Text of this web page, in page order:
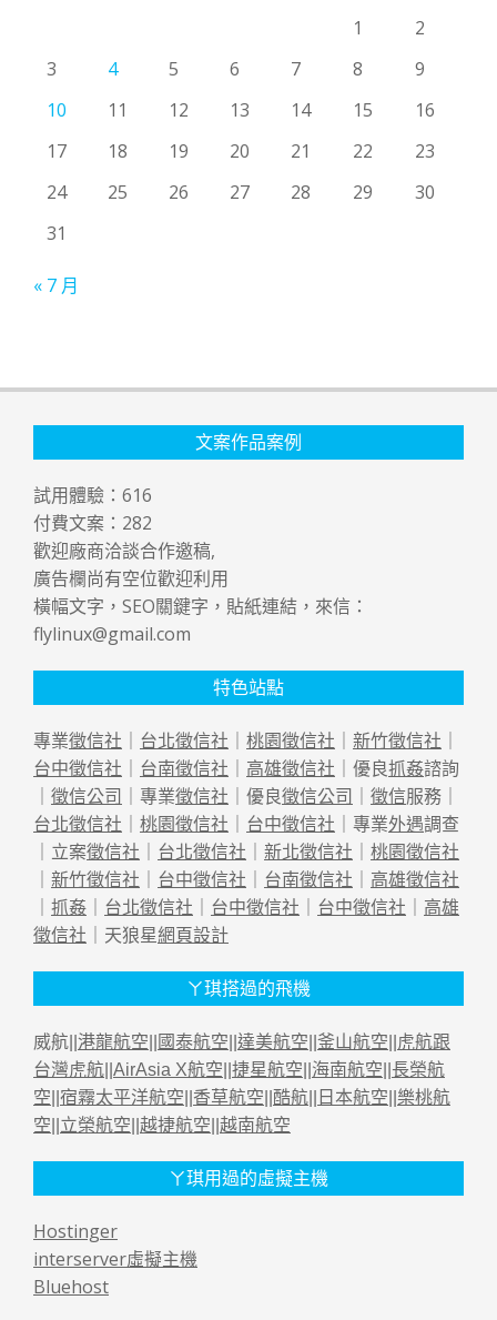
1
2
3
4 5 6 7 8
9
10
11 12 13 14 15
16
17
18 19 20 21 22
23
24
25 26 27 28 29
30
31
« 7 月
文案作品案例
試用體驗： 616
付費文案： 282
歡迎廠商洽談合作邀稿,
廣告欄尚有空位歡迎利用
橫幅文字，SEO關鍵字，貼紙連結，來信：
flylinux@gmail.com
特色站點
專業徵信社 ｜ 台北徵信社 ｜ 桃園徵信社 ｜ 新竹徵信社 ｜
台中徵信社 ｜ 台南徵信社 ｜ 高雄徵信社 ｜優良抓姦諮詢
｜ 徵信公司 ｜專業徵信社 ｜優良徵信公司 ｜ 徵信服務｜
台北徵信社 ｜ 桃園徵信社 ｜ 台中徵信社 ｜專業外遇調查
｜立案徵信社 ｜ 台北徵信社 ｜ 新北徵信社 ｜ 桃園徵信社
｜ 新竹徵信社 ｜ 台中徵信社 ｜ 台南徵信社 ｜ 高雄徵信社
｜ 抓姦 ｜ 台北徵信社 ｜ 台中徵信社 ｜ 台中徵信社 ｜ 高雄
徵信社 ｜天狼星網頁設計
ㄚ琪搭過的飛機
威航|| 港龍航空 國泰航空 達美航空 釜山航空
虎航跟
台灣虎航 AirAsia X航空 捷星航空 海南航空 長榮航
空 宿霧太平洋航空 香草航空 酷航 日本航空 樂桃航
空 立榮航空 越捷航空 越南航空
ㄚ琪用過的虛擬主機
Hostinger
interserver虛擬主機
Bluehost